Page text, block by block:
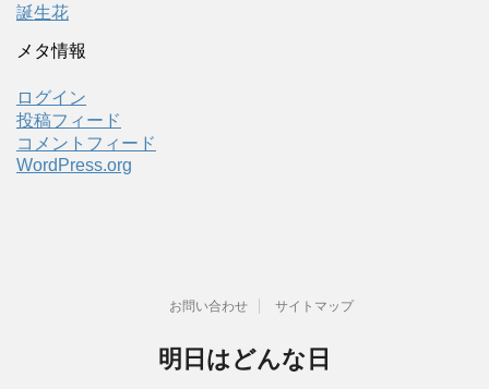
誕生花
メタ情報
ログイン
投稿フィード
コメントフィード
WordPress.org
お問い合わせ サイトマップ
明日はどんな日